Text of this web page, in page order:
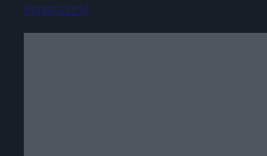
espaciales!